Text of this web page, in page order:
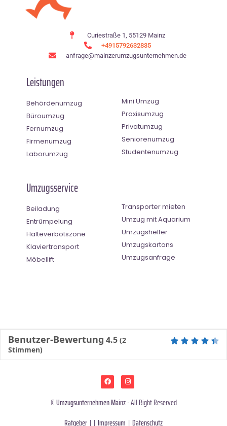
Curiestraße 1, 55129 Mainz
+4915792632835
anfrage@mainzerumzugsunternehmen.de
Leistungen
Behördenumzug
Büroumzug
Fernumzug
Firmenumzug
Laborumzug
Mini Umzug
Praxisumzug
Privatumzug
Seniorenumzug
Studentenumzug
Umzugsservice
Beiladung
Entrümpelung
Halteverbotszone
Klaviertransport
Möbellift
Transporter mieten
Umzug mit Aquarium
Umzugshelfer
Umzugskartons
Umzugsanfrage
Benutzer-Bewertung 4.5 (2
Stimmen)
©Umzugsunternehmen Mainz- All Right Reserved
Ratgeber | | Impressum | Datenschutz